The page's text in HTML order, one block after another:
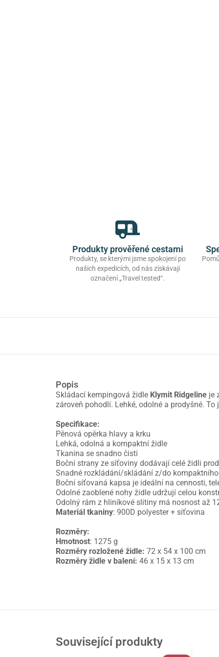
Produkty prověřené cestami
Produkty, se kterými jsme spokojení po
našich expedicích, od nás získávají
označení „Travel tested“.
Popis
Skládací kempingová židle Klymit Ridgeline je
zároveň pohodlí. Lehké, odolné a prodyšné.
Specifikace:
Pěnová opěrka hlavy a krku
Lehká, odolná a kompaktní židle
Tkanina se snadno čistí
Boční strany ze síťoviny dodávají celé židli
Snadné rozkládání/skládání z/do
Boční síťovaná kapsa je ideální na cennosti,
Odolné zaoblené nohy židle udržují celou
Odolný rám z hliníkové slitiny má nosnost až
Materiál tkaniny: 900D polyester + síťovina
Rozměry:
Hmotnost: 1275 g
Rozměry rozložené židle: 72 x 54 x 100 cm
Rozměry židle v balení: 46 x 15 x 13 cm
Související produkty